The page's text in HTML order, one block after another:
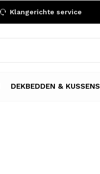
DEKBEDDEN & KUSSENS
Klangerichte service